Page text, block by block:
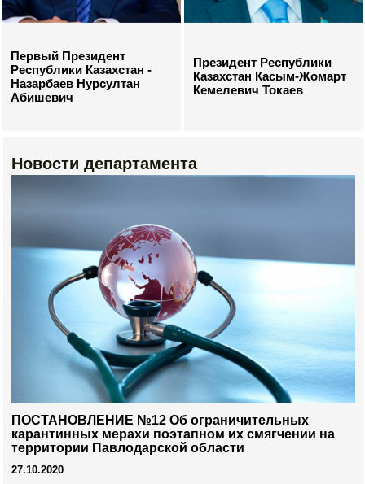
Новости департамента
ПОСТАНОВЛЕНИЕ №12 Об ограничительных
карантинных мерахи поэтапном их смягчении на
территории Павлодарской области
27.10.2020
Первый Президент
Республики Казахстан -
Назарбаев Нурсултан
Абишевич
Президент Республики
Казахстан Касым-Жомарт
Кемелевич Токаев